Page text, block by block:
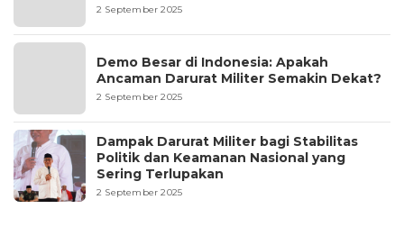
2 September 2025
Demo Besar di Indonesia: Apakah
Ancaman Darurat Militer Semakin Dekat?
2 September 2025
Dampak Darurat Militer bagi Stabilitas
Politik dan Keamanan Nasional yang
Sering Terlupakan
2 September 2025